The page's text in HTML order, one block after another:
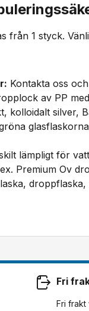
från 1 styck.
Kontakta oss
av PP
kolloidalt silver,
lämpligt för
Premium Ov
Fri
Fri